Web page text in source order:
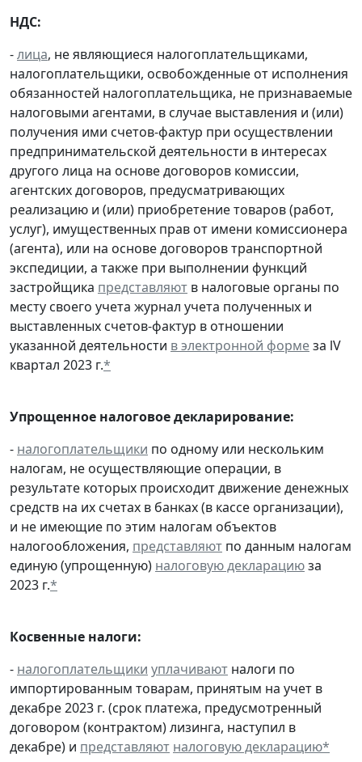
НДС:
-лица, не являющиеся налогоплательщиками,
налогоплательщики, освобожденные от исполнения
обязанностей налогоплательщика, не признаваемые
налоговыми агентами, в случае выставления и (или)
получения ими счетов-фактур при осуществлении
предпринимательской деятельности в интересах
другого лица на основе договоров комиссии,
агентских договоров, предусматривающих
реализацию и (или) приобретение товаров (работ,
услуг), имущественных прав от имени комиссионера
(агента), или на основе договоров транспортной
экспедиции, а также при выполнении функций
застройщика представляют в налоговые органы по
месту своего учета журнал учета полученных и
выставленных счетов-фактур в отношении
указанной деятельности в электронной формеза lV
квартал 2023 г.*
Упрощенное налоговое декларирование:
- налогоплательщики по одному или нескольким
налогам, не осуществляющие операции, в
результате которых происходит движение денежных
средств на их счетах в банках (в кассе организации),
и не имеющие по этим налогам объектов
налогообложения, представляют по данным налогам
единую (упрощенную) налоговую декларациюза
2023 г.*
Косвенные налоги:
- налогоплательщики уплачивают налоги по
импортированным товарам, принятым на учет в
декабре 2023 г. (срок платежа, предусмотренный
договором (контрактом) лизинга, наступил в
декабре) и представляют налоговую декларацию*